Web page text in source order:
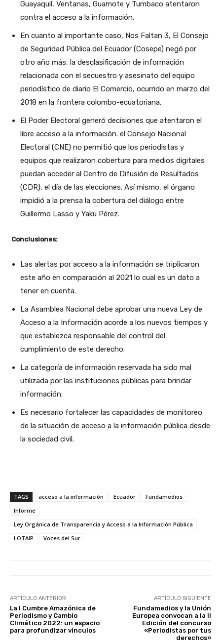
Guayaquil, Ventanas, Guamote y Tumbaco atentaron
contra el acceso a la información.
En cuanto al importante caso, Nos Faltan 3, El Consejo
de Seguridad Pública del Ecuador (Cosepe) negó por
otro año más, la desclasificación de información
relacionada con el secuestro y asesinato del equipo
periodístico de diario El Comercio, ocurrido en marzo del
2018 en la frontera colombo-ecuatoriana.
El Poder Electoral generó decisiones que atentaron el
libre acceso a la información. el Consejo Nacional
Electoral (CNE) no permitió que los periodistas y
equipos que realizaron cobertura para medios digitales
puedan acceder al Centro de Difusión de Resultados
(CDR), el día de las elecciones. Así mismo, el órgano
impidió a la prensa la cobertura del diálogo entre
Guillermo Lasso y Yaku Pérez.
Conclusiones:
Las alertas por acceso a la información se triplicaron
este año en comparación al 2021 lo cual es un dato a
tener en cuenta.
La Asamblea Nacional debe aprobar una nueva Ley de
Acceso a la Información acorde a los nuevos tiempos y
que establezca responsable del control del
cumplimiento de este derecho.
La categoría de información reservada ha sido mal
utilizada por las instituciones públicas para brindar
información.
Es necesario fortalecer las capacidades de monitoreo
de la situación de acceso a la información pública desde
la sociedad civil.
TAGS acceso a la información Ecuador
Fundamedios
Informe
Ley Orgánica de Transparencia y Acceso a la Información Pública
LOTAIP
Voces del Sur
ARTÍCULO ANTERIOR
La I Cumbre Amazónica de
Periodismo y Cambio
Climático 2022: un espacio
para profundizar vínculos
ARTÍCULO SIGUIENTE
Fundamedios y la Unión
Europea convocan a la II
Edición del concurso
«Periodistas por tus
derechos»